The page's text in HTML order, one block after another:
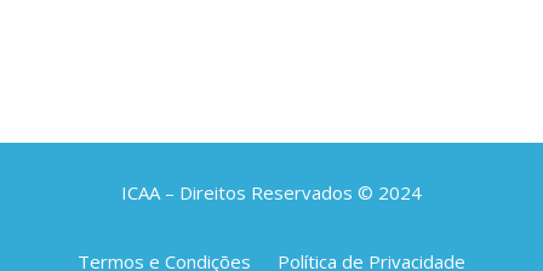
ICAA – Direitos Reservados © 2024
Termos e Condições Política de Privacidade